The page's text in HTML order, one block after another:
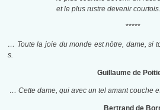
et le plus rustre devenir courtois.
*****
… Toute la joie du monde est nôtre, dame, si
s.
Guillaume de
… Cette dame, qui avec un tel amant couche
Bertrand de